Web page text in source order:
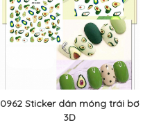
0962 Sticker dán móng trái bơ
3D